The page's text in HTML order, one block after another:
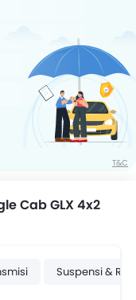
T&C
Cab GLX 4x2
Suspensi &